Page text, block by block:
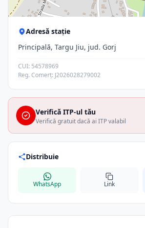
Adresă stație
Principală, Targu Jiu, jud. Gorj
CUI: 54578969
Reg. Comerț: J2026028279002
Verifică ITP-ul tău
Verifică gratuit dacă ai ITP valabil
Distribuie
WhatsApp Link